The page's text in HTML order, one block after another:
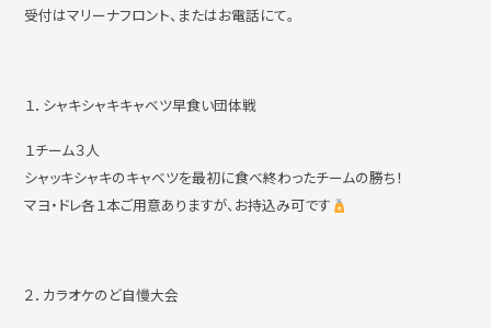
撮影・ロケハン
受付はマリーナフロント、またはお電話にて。
１．シャキシャキキャベツ早食い団体戦
１チーム３人
シャッキシャキのキャベツを最初に食べ終わったチームの勝ち！
マヨ・ドレ各１本ご用意ありますが、お持込み可です
２．カラオケのど自慢大会